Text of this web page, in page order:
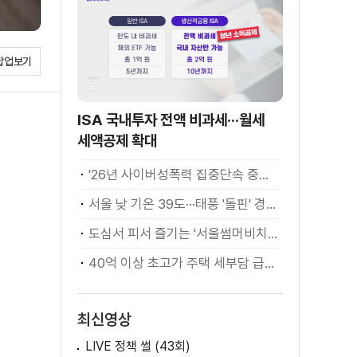
업보기
ISA 국내투자 전액 비과세···월세
세액공제 확대
'26년 사이버성폭력 집중단속 중간성과 발표···향후 추진계획은?
서울 낮 기온 39도···태풍 '돌핀' 경로 변수
도심서 피서 즐기는 '서울썸머비치' 인기몰이
40억 이상 초고가 주택 세부담 급증···실수요자 보호 강화
최신영상
LIVE 정책 썰 (43회)